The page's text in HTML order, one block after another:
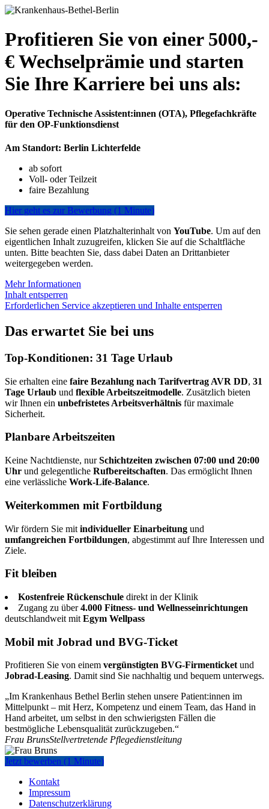
Profitieren Sie von einer 5000,-
€ Wechselprämie und starten
Sie Ihre Karriere bei uns als:
Operative Technische Assistent:innen (OTA), Pflegefachkräfte
für den OP-Funktionsdienst
Am Standort: Berlin Lichterfelde
ab sofort
Voll- oder Teilzeit
faire Bezahlung
Hier geht es zur Bewerbung (1 Minute)
Sie sehen gerade einen Platzhalterinhalt von YouTube. Um auf den
eigentlichen Inhalt zuzugreifen, klicken Sie auf die Schaltfläche
unten. Bitte beachten Sie, dass dabei Daten an Drittanbieter
weitergegeben werden.
Mehr Informationen
Inhalt entsperren
Erforderlichen Service akzeptieren und Inhalte entsperren
Das erwartet Sie bei uns
Top-Konditionen: 31 Tage Urlaub
Sie erhalten eine faire Bezahlung nach Tarifvertrag AVR DD, 31
Tage Urlaub und flexible Arbeitszeitmodelle. Zusätzlich bieten
wir Ihnen ein unbefristetes Arbeitsverhältnis für maximale
Sicherheit.
Planbare Arbeitszeiten
Keine Nachtdienste, nurSchichtzeiten zwischen 07:00 und 20:00
Uhr und gelegentliche Rufbereitschaften. Das ermöglicht Ihnen
eine verlässliche Work-Life-Balance.
Weiterkommen mit Fortbildung
Wir fördern Sie mit individueller Einarbeitung und
umfangreichen Fortbildungen, abgestimmt auf Ihre Interessen und
Ziele.
Fit bleiben
Kostenfreie Rückenschule direkt in der Klinik
Zugang zu über4.000 Fitness- und Wellnesseinrichtungen
deutschlandweit mit Egym Wellpass
Mobil mit Jobrad und BVG-Ticket
Profitieren Sie von einem vergünstigten BVG-Firmenticketund
Jobrad-Leasing. Damit sind Sie nachhaltig und bequem unterwegs.
„Im Krankenhaus Bethel Berlin stehen unsere Patient:innen im
Mittelpunkt – mit Herz, Kompetenz und einem Team, das Hand in
Hand arbeitet, um selbst in den schwierigsten Fällen die
bestmögliche Lebensqualität zurückzugeben.“
Frau BrunsStellvertretende Pflegedienstleitung
Jetzt bewerben (1 Minute)
Kontakt
Impressum
Datenschutzerklärung